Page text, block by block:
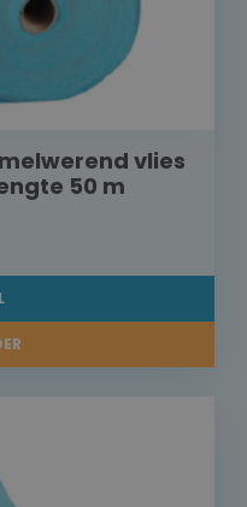
vlies
50 m